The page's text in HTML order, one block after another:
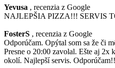
Yevusa , recenzia z Google
NAJLEPŠIA PIZZA!!! SERVIS
FosterS , recenzia z Google
Odporúčam. Opýtal som sa že či
Presne o 20:00 zavolal. Ešte aj 2x
okolí. Najlepší servis.